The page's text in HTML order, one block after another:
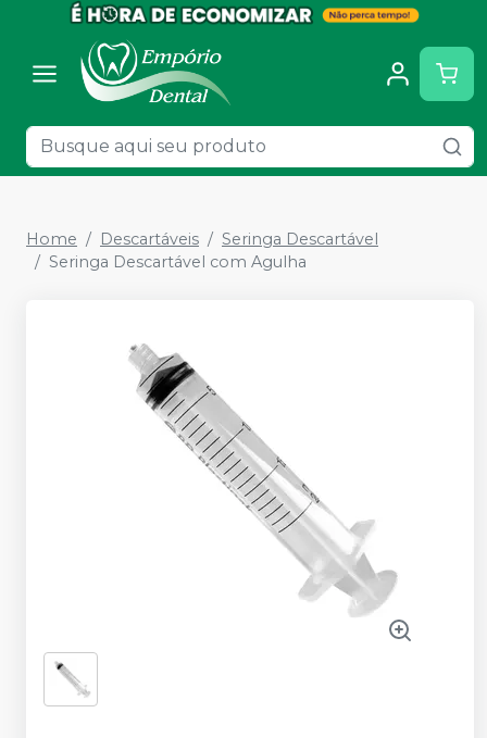
Home Descartáveis
Seringa Descartável
Seringa Descartável com Agulha